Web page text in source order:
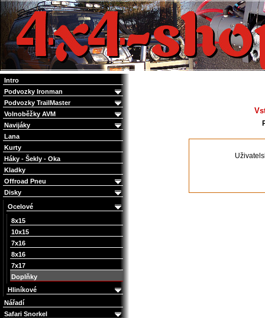
4x4 Offroad e-shop
Intro
Podvozky Ironman
Podvozky TrailMaster
Volnoběžky AVM
Navijáky
Lana
Kurty
Háky - Šekly - Oka
Kladky
Offroad Pneu
Disky
Ocelové
8x15
10x15
7x16
8x16
7x17
Doplňky
Hliníkové
Nářadí
Safari Snorkel